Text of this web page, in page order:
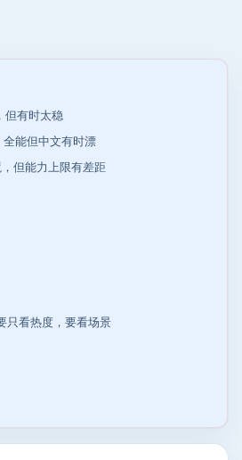
但有时太稳
能但中文有时漂
但能力上限有差距
只看热度，要看场景